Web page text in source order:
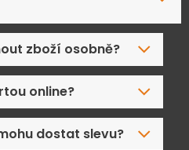
zboží osobně?
online?
dostat slevu?